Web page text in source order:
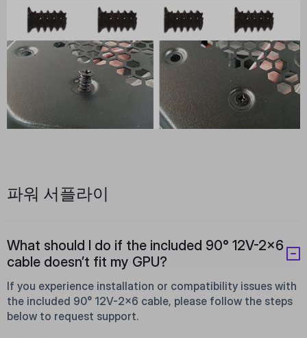
파워 서플라이
What should I do if the included 90° 12V-2×6
cable doesn’t fit my GPU?
If you experience installation or compatibility issues with
the included 90° 12V-2×6 cable, please follow the steps
below to request support.